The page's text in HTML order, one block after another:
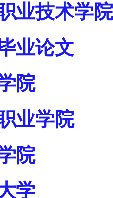
业技术学院
业论文
院
业学院
院
学